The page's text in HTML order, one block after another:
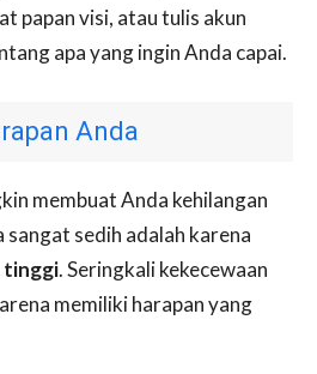
papan visi, atau tulis akun
apa yang ingin Anda capai.
Anda
membuat Anda kehilangan
sedih adalah karena
tinggi. Seringkali kekecewaan
memiliki harapan yang